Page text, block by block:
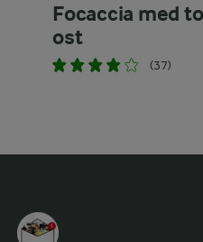
Focaccia med
ost
(37)